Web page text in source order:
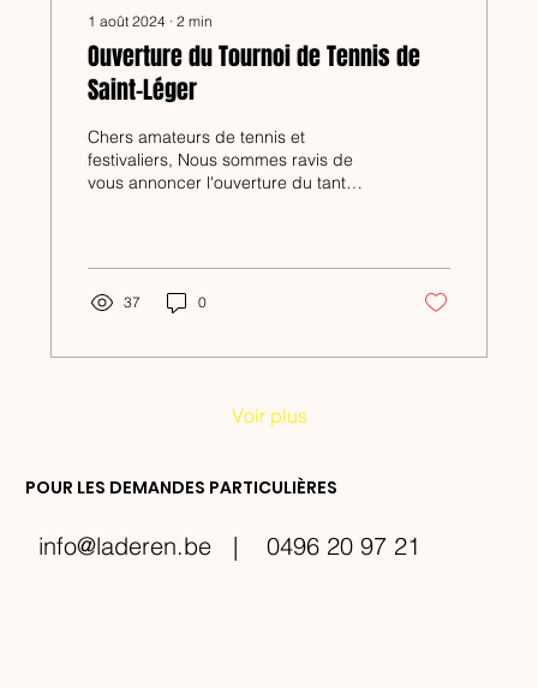
1 août 2024 ∙2 min
Ouverture du Tournoi de Tennis de
Saint-Léger
Chers amateurs de tennis et
festivaliers, Nous sommes ravis de
vous annoncer l'ouverture du tant
37 0
Voir plus
POUR LES DEMANDES PARTICULIÈRES
info@laderen.be| 0496 20 97 21